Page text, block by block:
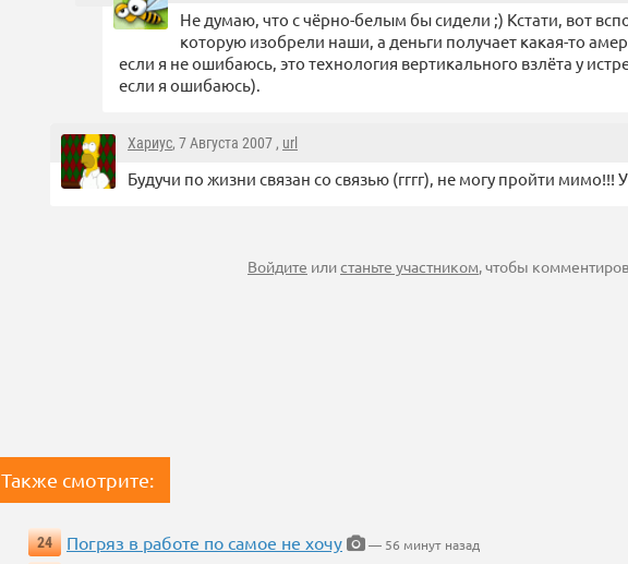
Не думаю, что с чёрно-белым бы сидели ;) Кстати, вот
которую изобрели наши, а деньги получает какая-то
если я не ошибаюсь, это технология вертикального взлёта у
если я ошибаюсь).
Хариус, 7 Августа 2007 , url
Будучи по жизни связан со связью (гггг), не могу пройти
Войдите илистаньте участником, чтобы
Также смотрите:
24 Погряз в работе по самое не хочу
— 56 минут назад